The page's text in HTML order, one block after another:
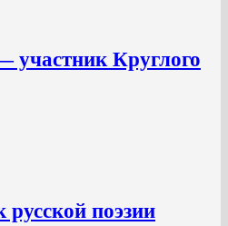
Круглого
поэзии